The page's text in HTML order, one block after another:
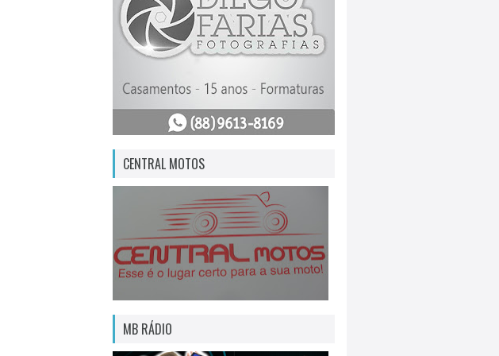
CENTRAL MOTOS
MB RÁDIO